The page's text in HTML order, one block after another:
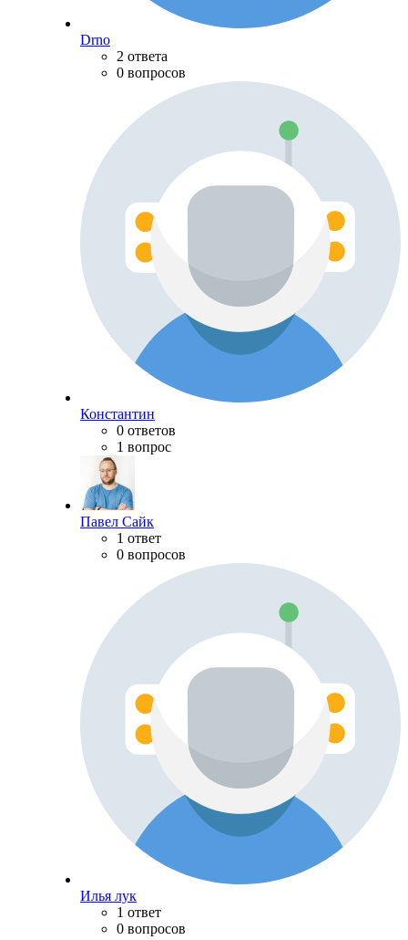
Drno
2 ответа
0 вопросов
Константин
0 ответов
1 вопрос
Павел Сайк
1 ответ
0 вопросов
Илья лук
1 ответ
0 вопросов